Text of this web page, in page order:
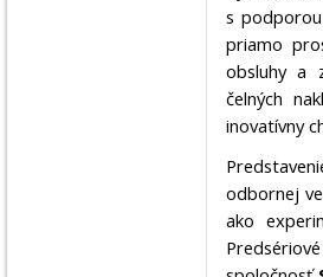
s
priamo
obsluhy a
čelných
inovatívny
odbornej
ako